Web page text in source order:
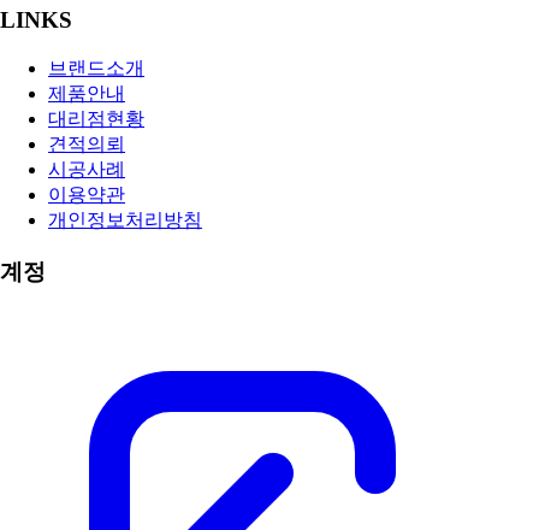
LINKS
브랜드소개
제품안내
대리점현황
견적의뢰
시공사례
이용약관
개인정보처리방침
계정